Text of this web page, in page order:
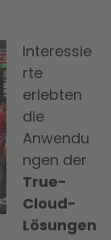
Interessie
rte
erlebten
die
Anwendu
ngen der
True-
Cloud-
Lösungen